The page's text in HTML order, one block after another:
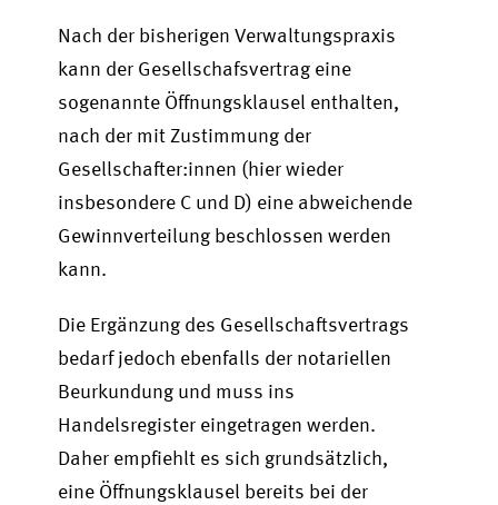
Nach der bisherigen Verwaltungspraxis
kann der Gesellschafsvertrag eine
sogenannte Öffnungsklausel enthalten,
nach der mit Zustimmung der
Gesellschafter:innen (hier wieder
insbesondere C und D) eine abweichende
Gewinnverteilung beschlossen werden
kann.
Die Ergänzung des Gesellschaftsvertrags
bedarf jedoch ebenfalls der notariellen
Beurkundung und muss ins
Handelsregister eingetragen werden.
Daher empfiehlt es sich grundsätzlich,
eine Öffnungsklausel bereits bei der